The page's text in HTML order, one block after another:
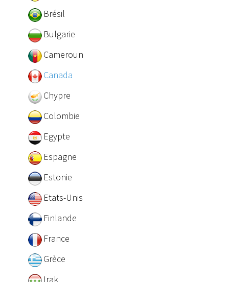
Brésil
Bulgarie
Cameroun
Canada
Chypre
Colombie
Egypte
Espagne
Estonie
Etats-Unis
Finlande
France
Grèce
Irak